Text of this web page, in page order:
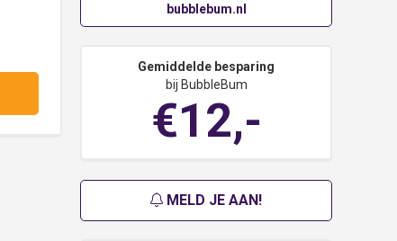
bubblebum.nl
Gemiddelde besparing
bij BubbleBum
€12,-
MELD JE AAN!